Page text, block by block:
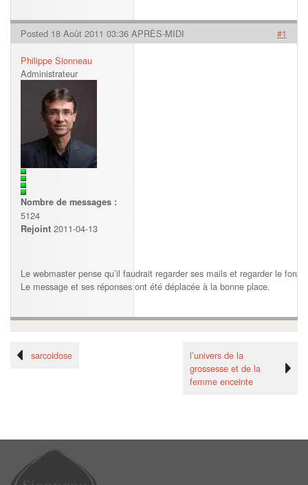
Posted 18 Août 2011 03:36 APRÈS-MIDI #1
Philippe Sionneau
Administrateur
Nombre de messages :
5124
Rejoint 2011-04-13
Le webmaster pense qu’il faudrait regarder ses mails et regarder le
Le message et ses réponses ont été déplacée à la bonne place.
l’univers de la
grossesse et de la
femme enceinte
sarcoidose